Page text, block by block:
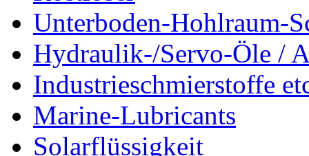
Unterboden-Hohlraum-
Hydraulik-/Servo-Öle /
Industrieschmierstoffe
Marine-Lubricants
Solarflüssigkeit